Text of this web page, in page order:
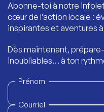
Abonne-toi à notre
cœur de l’action locale :
inspirantes et aventures
Dès maintenant,
inoubliables… à ton
Prénom
Courriel